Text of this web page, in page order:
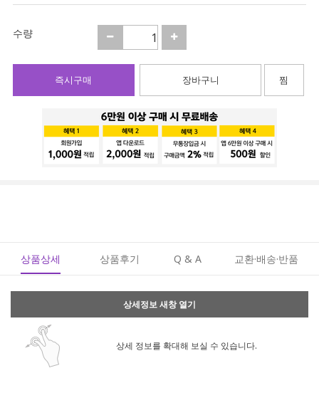
수량
즉시구매 장바구니 찜
상품상세 상품후기 Q & A 교환·배송·반품
상세정보 새창 열기
상세 정보를 확대해 보실 수 있습니다.